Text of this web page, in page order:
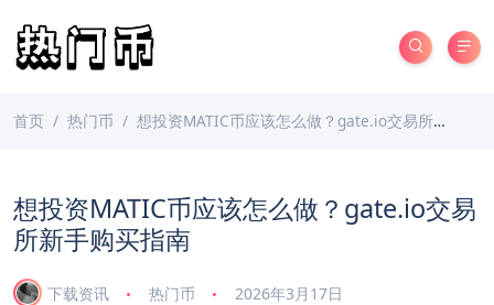
首页 热门币 想投资MATIC币应该怎么做？gate.io交易所新手购买指南
想投资MATIC币应该怎么做？gate.io交易
所新手购买指南
下载资讯 热门币 2026年3月17日